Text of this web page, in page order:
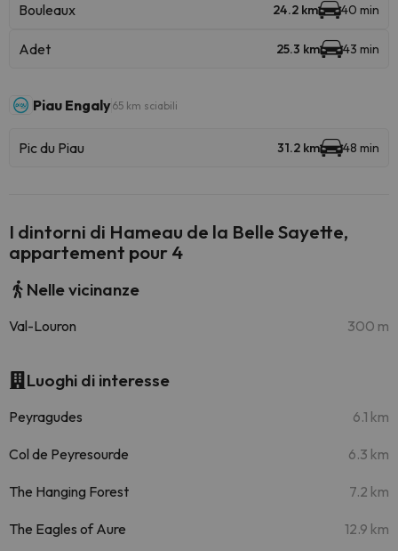
Bouleaux 24.2 km 40 min
Adet 25.3 km 43 min
Piau Engaly65 km sciabili
Pic du Piau 31.2 km 48 min
I dintorni di Hameau de la Belle Sayette,
appartement pour 4
Nelle vicinanze
Val-Louron 300 m
Luoghi di interesse
Peyragudes 6.1 km
Col de Peyresourde 6.3 km
The Hanging Forest 7.2 km
The Eagles of Aure 12.9 km